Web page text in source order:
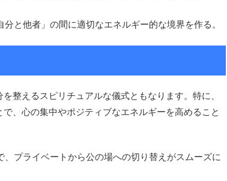
分と他者」の間に適切なエネルギー的な境界を作る。
整えるスピリチュアルな儀式ともなります。特に、
、心の集中やポジティブなエネルギーを高めること
、プライベートから公の場への切り替えがスムーズに